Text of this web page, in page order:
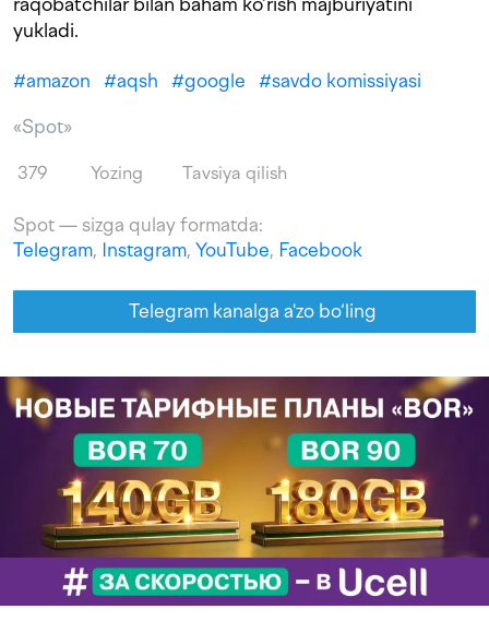
yukladi.
#amazon #aqsh #google #savdo komissiyasi
«Spot»
379 Yozing Tavsiya qilish
Spot — sizga qulay formatda:
Telegram, Instagram, YouTube, Facebook
Telegram kanalga a'zo bo‘ling